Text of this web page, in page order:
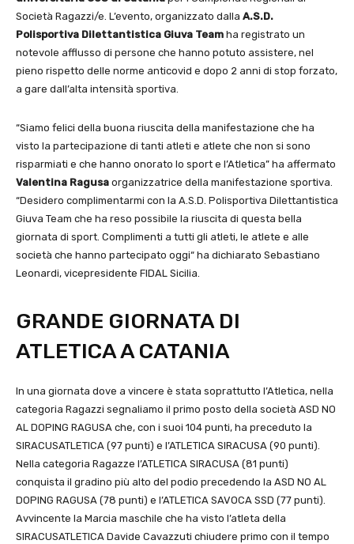
Società Ragazzi/e. L’evento, organizzato dalla A.S.D.
Polisportiva Dilettantistica Giuva Team ha registrato un
notevole afflusso di persone che hanno potuto assistere, nel
pieno rispetto delle norme anticovid e dopo 2 anni di stop forzato,
a gare dall’alta intensità sportiva.
“Siamo felici della buona riuscita della manifestazione che ha
visto la partecipazione di tanti atleti e atlete che non si sono
risparmiati e che hanno onorato lo sport e l’Atletica” ha affermato
Valentina Ragusa organizzatrice della manifestazione sportiva.
“Desidero complimentarmi con la A.S.D. Polisportiva Dilettantistica
Giuva Team che ha reso possibile la riuscita di questa bella
giornata di sport. Complimenti a tutti gli atleti, le atlete e alle
società che hanno partecipato oggi“ ha dichiarato Sebastiano
Leonardi, vicepresidente FIDAL Sicilia.
GRANDE GIORNATA DI
ATLETICA A CATANIA
In una giornata dove a vincere è stata soprattutto l’Atletica, nella
categoria Ragazzi segnaliamo il primo posto della società ASD NO
AL DOPING RAGUSA che, con i suoi 104 punti, ha preceduto la
SIRACUSATLETICA (97 punti) e l’ATLETICA SIRACUSA (90 punti).
Nella categoria Ragazze l’ATLETICA SIRACUSA (81 punti)
conquista il gradino più alto del podio precedendo la ASD NO AL
DOPING RAGUSA (78 punti) e l’ATLETICA SAVOCA SSD (77 punti).
Avvincente la Marcia maschile che ha visto l’atleta della
SIRACUSATLETICA Davide Cavazzuti chiudere primo con il tempo